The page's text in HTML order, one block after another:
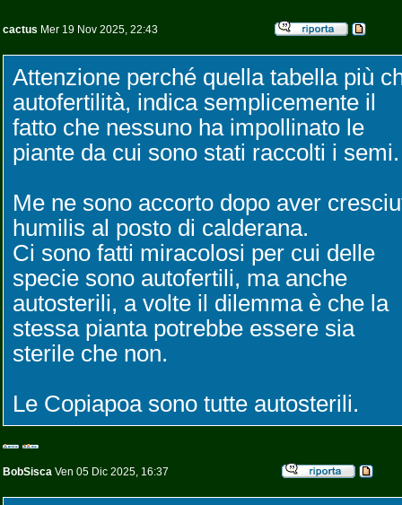
cactus Mer 19 Nov 2025, 22:43
Attenzione perché quella tabella più
autofertilità, indica semplicemente il
fatto che nessuno ha impollinato le
piante da cui sono stati raccolti i semi.
Me ne sono accorto dopo aver
humilis al posto di calderana.
Ci sono fatti miracolosi per cui delle
specie sono autofertili, ma anche
autosterili, a volte il dilemma è che la
stessa pianta potrebbe essere sia
sterile che non.
Le Copiapoa sono tutte autosterili.
BobSisca Ven 05 Dic 2025, 16:37